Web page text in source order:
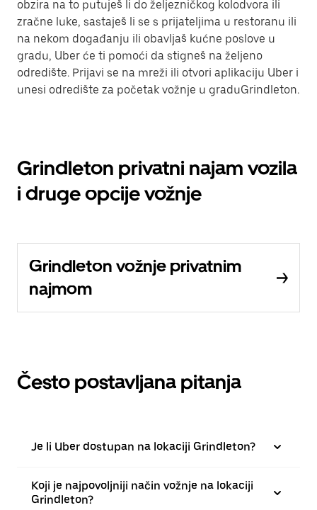
obzira na to putuješ li do željezničkog kolodvora ili
zračne luke, sastaješ li se s prijateljima u restoranu ili
na nekom događanju ili obavljaš kućne poslove u
gradu, Uber će ti pomoći da stigneš na željeno
odredište. Prijavi se na mreži ili otvori aplikaciju Uber i
unesi odredište za početak vožnje u graduGrindleton.
Grindleton privatni najam vozila
i druge opcije vožnje
Grindleton vožnje privatnim
najmom
Često postavljana pitanja
Je li Uber dostupan na lokaciji Grindleton?
Koji je najpovoljniji način vožnje na lokaciji
Grindleton?